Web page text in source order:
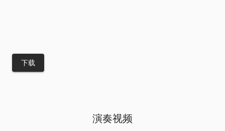
下载
演奏视频